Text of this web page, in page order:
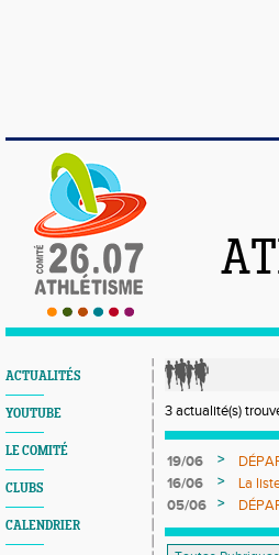
ACTUALITÉS
YOUTUBE
LE COMITÉ
CLUBS
CALENDRIER
3 actualité(s)
19/06 >
16/06
>
La
05/06
>